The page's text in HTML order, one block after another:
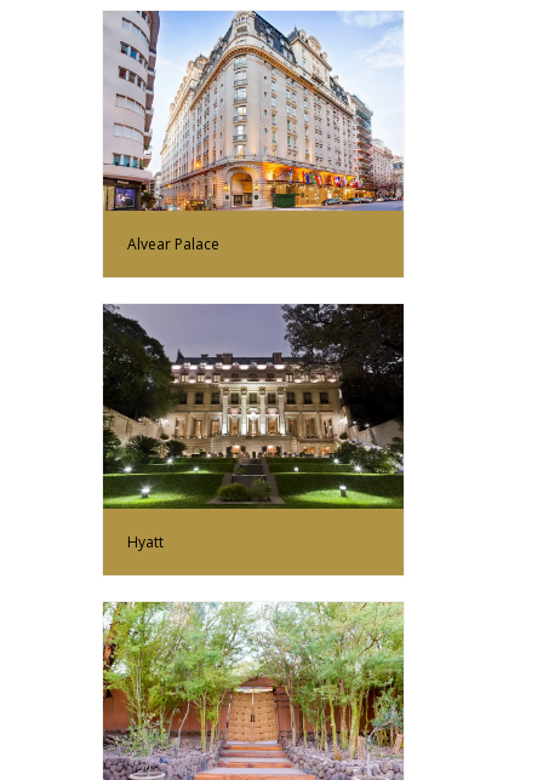
Más Información
Alvear Palace
Más Información
Hyatt
Más Información